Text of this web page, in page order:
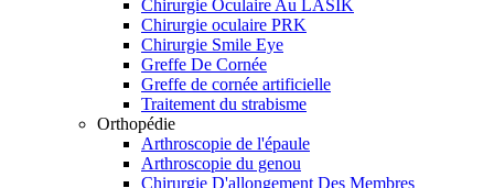
Chirurgie Oculaire Au LASIK
Chirurgie oculaire PRK
Chirurgie Smile Eye
Greffe De Cornée
Greffe de cornée artificielle
Traitement du strabisme
Orthopédie
Arthroscopie de l'épaule
Arthroscopie du genou
Chirurgie D'allongement Des Membres